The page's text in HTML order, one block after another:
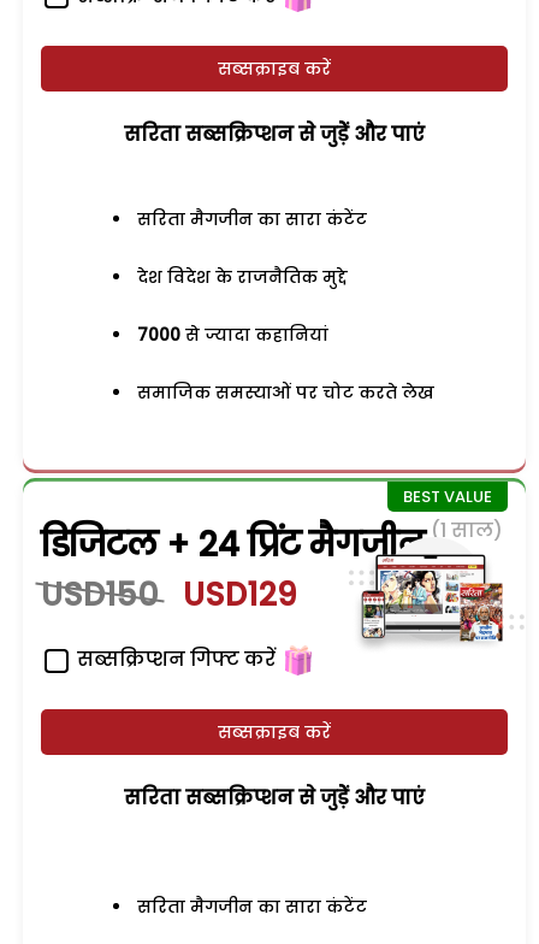
सब्सक्राइब करें
सरिता सब्सक्रिप्शन से जुड़ेें और पाएं
सरिता मैगजीन का सारा कंटेंट
देश विदेश के राजनैतिक मुद्दे
7000 से ज्यादा कहानियां
समाजिक समस्याओं पर चोट करते लेख
डिजिटल + 24 प्रिंट मैगजीन (1 साल)
USD150 USD129
सब्सक्रिप्शन गिफ्ट करें
सब्सक्राइब करें
सरिता सब्सक्रिप्शन से जुड़ेें और पाएं
सरिता मैगजीन का सारा कंटेंट